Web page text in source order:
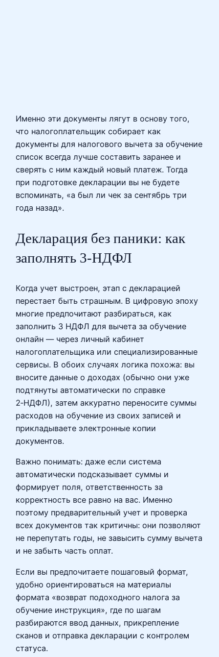
Именно эти документы лягут в основу того,
что налогоплательщик собирает как
документы для налогового вычета за обучение
список всегда лучше составить заранее и
сверять с ним каждый новый платеж. Тогда
при подготовке декларации вы не будете
вспоминать, «а был ли чек за сентябрь три
года назад».
Декларация без паники: как
заполнять 3‑НДФЛ
Когда учет выстроен, этап с декларацией
перестает быть страшным. В цифровую эпоху
многие предпочитают разбираться, как
заполнить 3 НДФЛ для вычета за обучение
онлайн — через личный кабинет
налогоплательщика или специализированные
сервисы. В обоих случаях логика похожа: вы
вносите данные о доходах (обычно они уже
подтянуты автоматически по справке
2‑НДФЛ), затем аккуратно переносите суммы
расходов на обучение из своих записей и
прикладываете электронные копии
документов.
Важно понимать: даже если система
автоматически подсказывает суммы и
формирует поля, ответственность за
корректность все равно на вас. Именно
поэтому предварительный учет и проверка
всех документов так критичны: они позволяют
не перепутать годы, не завысить сумму вычета
и не забыть часть оплат.
Если вы предпочитаете пошаговый формат,
удобно ориентироваться на материалы
формата «возврат подоходного налога за
обучение инструкция», где по шагам
разбираются ввод данных, прикрепление
сканов и отправка декларации с контролем
статуса.